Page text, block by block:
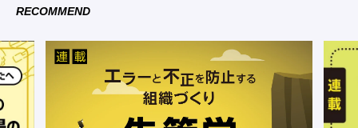
RECOMMEND